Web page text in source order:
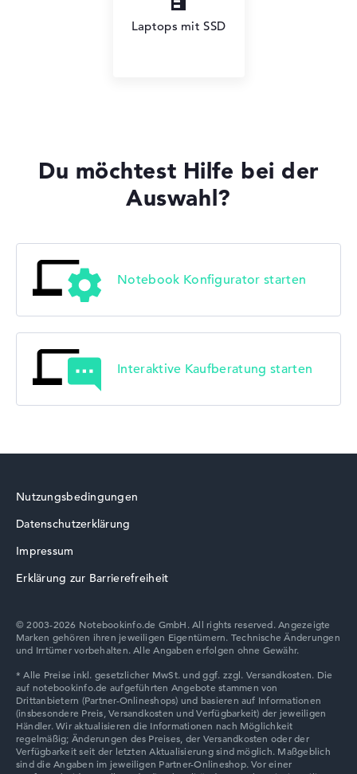
Laptops mit SSD
Du möchtest Hilfe bei der
Auswahl?
Notebook Konfigurator starten
Interaktive Kaufberatung starten
Nutzungsbedingungen
Datenschutzerklärung
Impressum
Erklärung zur Barrierefreiheit
© 2003-2026 Notebookinfo.de GmbH. All rights reserved. Angezeigte
Marken gehören ihren jeweiligen Eigentümern. Technische Änderungen
und Irrtümer vorbehalten. Alle Angaben erfolgen ohne Gewähr.